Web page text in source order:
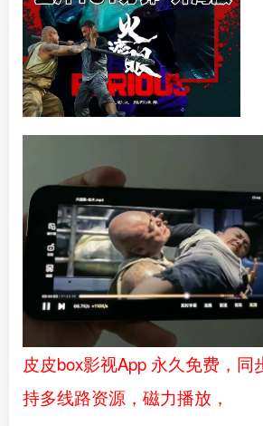
皮皮box影视App 永久免费，同
持多线路资源，磁力播放，